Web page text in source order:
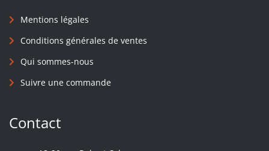
Mentions légales
Conditions générales de ventes
Qui sommes-nous
Suivre une commande
Contact